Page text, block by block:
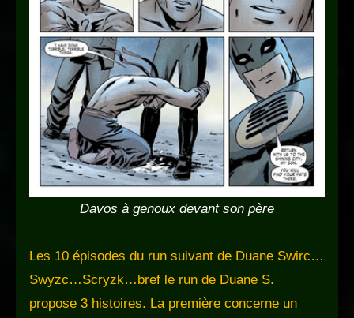
Davos à genoux devant son père
Les 10 épisodes du run suivant de Duane Swirc…
Swyzc…Scryzk…bref le run de Duane S.
propose 3 histoires. La première concerne un